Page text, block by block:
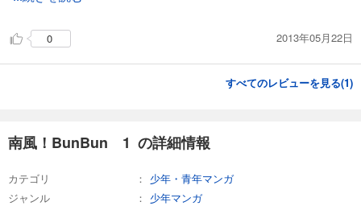
0 2013年05月22日
すべてのレビューを見る(1)
南風！BunBun 1 の詳細情報
カテゴリ
少年・青年マンガ
ジャンル
少年マンガ